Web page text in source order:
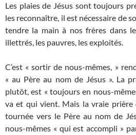
Les plaies de Jésus sont toujours
les reconnaître, il est nécessaire de
tendre la main à nos frères dans
illettrés, les pauvres, les exploités.
C’est « sortir de nous-mêmes, »
« au Père au nom de Jésus ». La
plutôt, est « toujours en nous-
va et qui vient. Mais la vraie prière
tournée vers le Père au nom de
nous-mêmes « qui est accompli »